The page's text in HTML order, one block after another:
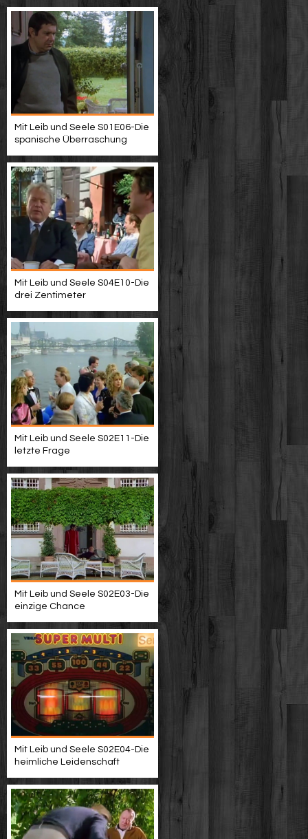
Mit Leib und Seele S01E06-Die
spanische Überraschung
Mit Leib und Seele S04E10-Die
drei Zentimeter
Mit Leib und Seele S02E11-Die
letzte Frage
Mit Leib und Seele S02E03-Die
einzige Chance
Mit Leib und Seele S02E04-Die
heimliche Leidenschaft